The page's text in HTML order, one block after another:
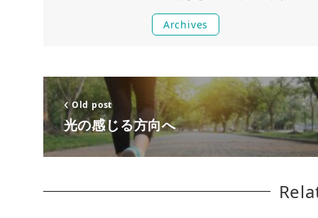
Archives
Old post
光の感じる方向へ